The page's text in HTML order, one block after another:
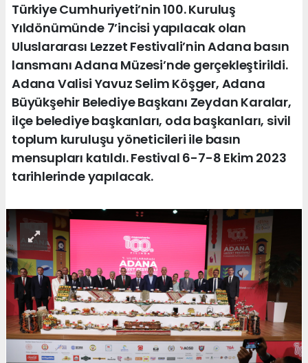
Türkiye Cumhuriyeti’nin 100. Kuruluş
Yıldönümünde 7’incisi yapılacak olan
Uluslararası Lezzet Festivali’nin Adana basın
lansmanı Adana Müzesi’nde gerçekleştirildi.
Adana Valisi Yavuz Selim Köşger, Adana
Büyükşehir Belediye Başkanı Zeydan Karalar,
ilçe belediye başkanları, oda başkanları, sivil
toplum kuruluşu yöneticileri ile basın
mensupları katıldı. Festival 6-7-8 Ekim 2023
tarihlerinde yapılacak.